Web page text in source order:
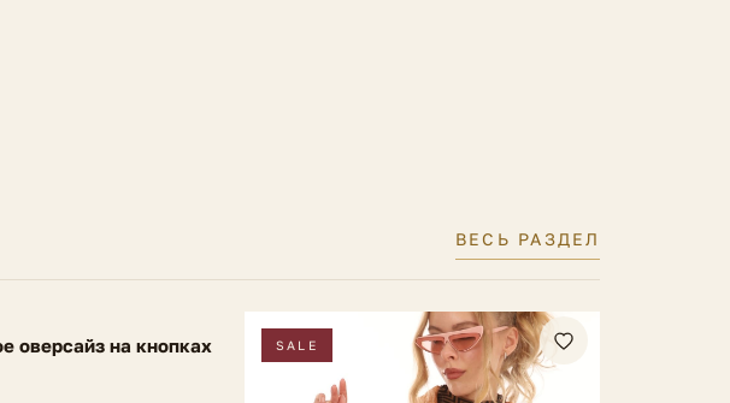
ВЕСЬ РАЗДЕЛ
оверсайз на кнопках
SALE